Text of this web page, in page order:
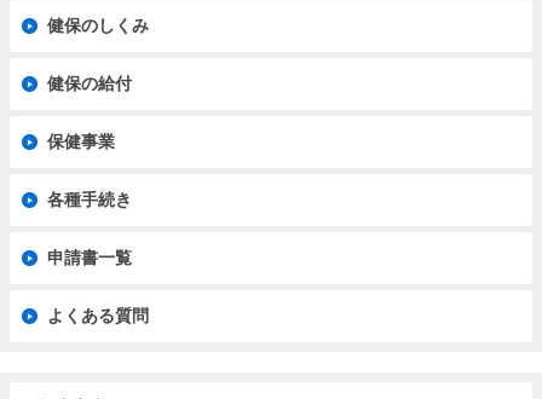
健保のしくみ
健保の給付
保健事業
各種手続き
申請書一覧
よくある質問